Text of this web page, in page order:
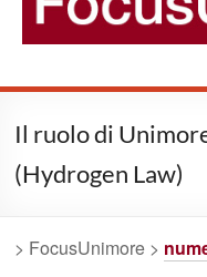
Il ruolo di
(Hydrogen Law)
> FocusUnimore >